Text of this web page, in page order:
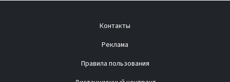
Контакты
Реклама
Правила пользования